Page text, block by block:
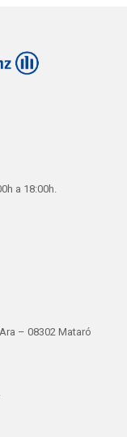
a 18:00h.
– 08302 Mataró